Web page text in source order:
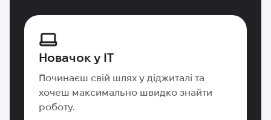
Новачок у IT
Починаєш свій шлях у діджиталі та
хочеш максимально швидко знайти
роботу.